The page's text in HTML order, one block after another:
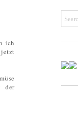
ich
jetzt
der